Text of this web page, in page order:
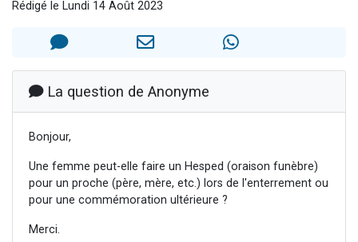
Ariel vient de donner son Maasser
Il reste 49 places pour étudier en groupe sur Zoom
6 personnes viennent de faire un don pour 5 enfants déjà orphelins risquent de perdre leur maman
3 personnes viennent de nous rejoindre sur WhatsApp
Rédigé le Lundi 14 Août 2023
La question de Anonyme
Bonjour,
Une femme peut-elle faire un Hesped (oraison funèbre)
pour un proche (père, mère, etc.) lors de l'enterrement ou
pour une commémoration ultérieure ?
Merci.